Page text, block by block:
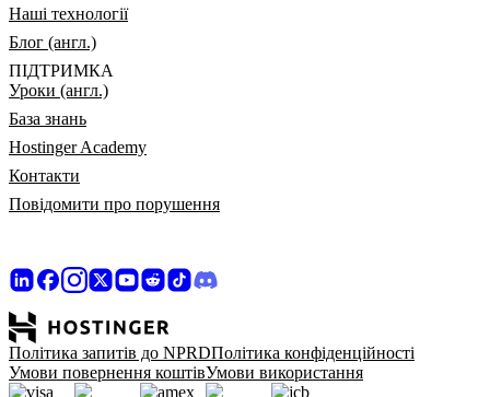
Наші технології
Блог (англ.)
ПІДТРИМКА
Уроки (англ.)
База знань
Hostinger Academy
Контакти
Повідомити про порушення
Політика запитів до NPRDПолітика конфіденційності
Умови повернення коштівУмови використання